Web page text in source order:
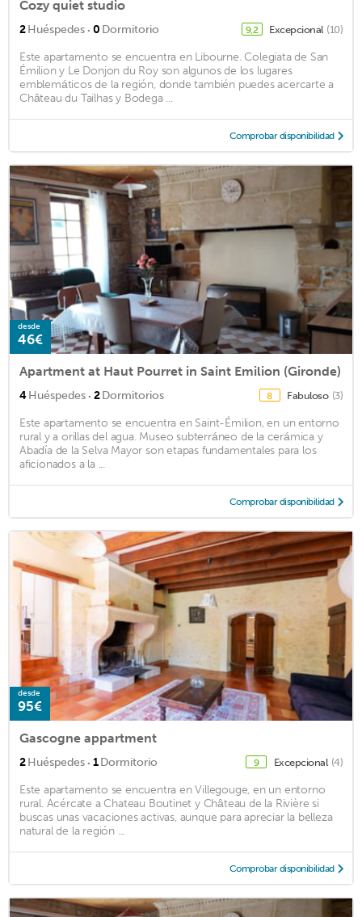
Cozy quiet studio
2Huéspedes · 0 Dormitorio 9,2 Excepcional (10)
Este apartamento se encuentra en Libourne. Colegiata de San
Émilion y Le Donjon du Roy son algunos de los lugares
emblemáticos de la región, donde también puedes acercarte a
Château du Tailhas y Bodega ...
Comprobar disponibilidad
desde
46€
Apartment at Haut Pourret in Saint Emilion (Gironde)
4Huéspedes · 2Dormitorios 8 Fabuloso (3)
Este apartamento se encuentra en Saint-Émilion, en un entorno
rural y a orillas del agua. Museo subterráneo de la cerámica y
Abadía de la Selva Mayor son etapas fundamentales para los
aficionados a la ...
Comprobar disponibilidad
desde
95€
Gascogne appartment
2Huéspedes · 1Dormitorio 9 Excepcional (4)
Este apartamento se encuentra en Villegouge, en un entorno
rural. Acércate a Chateau Boutinet y Château de la Rivière si
buscas unas vacaciones activas, aunque para apreciar la belleza
natural de la región ...
Comprobar disponibilidad